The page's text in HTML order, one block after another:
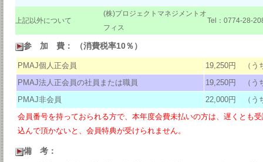
上記以外について
(株)プロジェクトマネジメントオ
フィス
Tel：0774-28-
参 加 費： （消費税率10％）
PMAJ個人正会員
19,250円 （う
PMAJ法人正会員の社員または職員
19,250円 （う
PMAJ非会員
22,000円 （う
会員番号を持っておられる方で、本年度会費未払いの方は、遅くとも
込んで頂かないと、会員特典が受けられません。
備 考：